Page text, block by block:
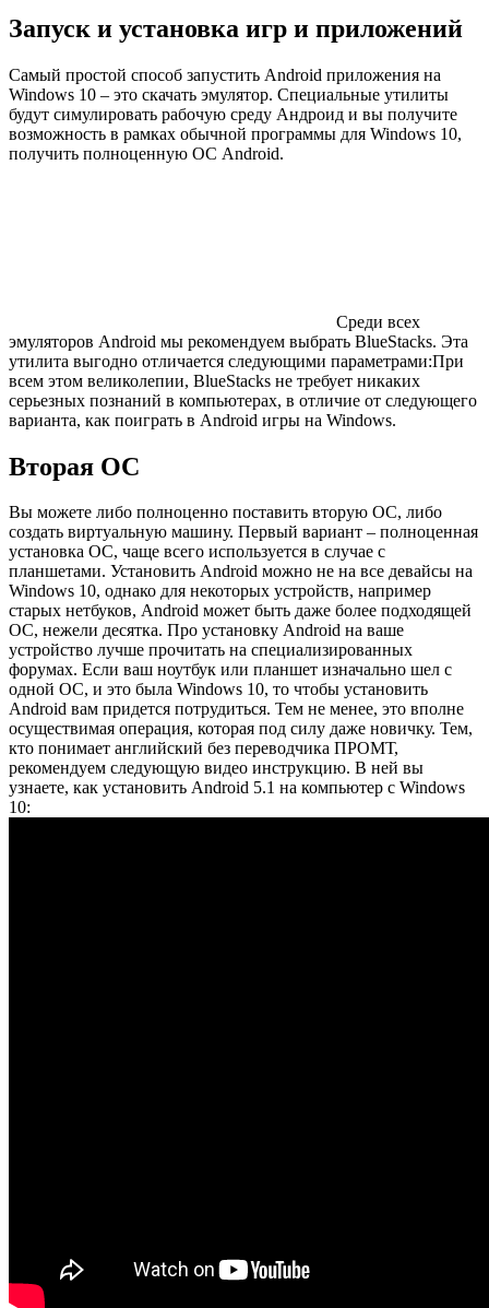
Запуск и установка игр и приложений
Самый простой способ запустить Android приложения на
Windows 10 – это скачать эмулятор. Специальные утилиты
будут симулировать рабочую среду Андроид и вы получите
возможность в рамках обычной программы для Windows 10,
получить полноценную ОС Android.
Среди всех
эмуляторов Android мы рекомендуем выбрать BlueStacks. Эта
утилита выгодно отличается следующими параметрами:При
всем этом великолепии, BlueStacks не требует никаких
серьезных познаний в компьютерах, в отличие от следующего
варианта, как поиграть в Android игры на Windows.
Вторая ОС
Вы можете либо полноценно поставить вторую ОС, либо
создать виртуальную машину. Первый вариант – полноценная
установка ОС, чаще всего используется в случае с
планшетами. Установить Android можно не на все девайсы на
Windows 10, однако для некоторых устройств, например
старых нетбуков, Android может быть даже более подходящей
ОС, нежели десятка. Про установку Android на ваше
устройство лучше прочитать на специализированных
форумах. Если ваш ноутбук или планшет изначально шел с
одной ОС, и это была Windows 10, то чтобы установить
Android вам придется потрудиться. Тем не менее, это вполне
осуществимая операция, которая под силу даже новичку. Тем,
кто понимает английский без переводчика ПРОМТ,
рекомендуем следующую видео инструкцию. В ней вы
узнаете, как установить Android 5.1 на компьютер с Windows
10: